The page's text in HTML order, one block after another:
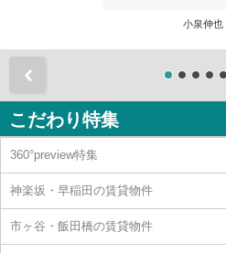
小泉伸也
こだわり特集
360°preview特集
神楽坂・早稲田の賃貸物件
市ヶ谷・飯田橋の賃貸物件